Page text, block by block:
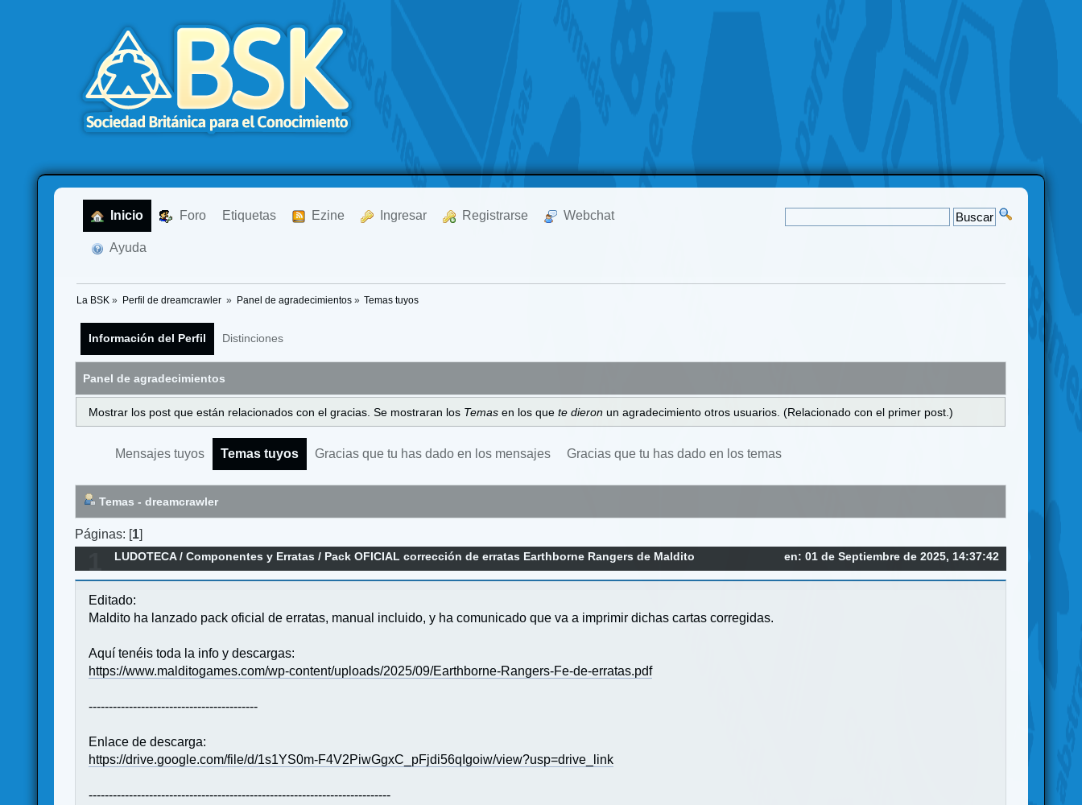
Inicio Foro Etiquetas Ezine Ingresar Registrarse Webchat
Ayuda
La BSK » Perfil de dreamcrawler » Panel de agradecimientos» Temas tuyos
Información del Perfil Distinciones
Panel de agradecimientos
Mostrar los post que están relacionados con el gracias. Se mostraran los Temas en los que te dieron un agradecimiento otros usuarios. (Relacionado con el primer post.)
Mensajes tuyos Temas tuyos Gracias que tu has dado en los mensajes Gracias que tu has dado en los temas
Temas - dreamcrawler
Páginas: [1]
en: 01 de Septiembre de 2025, 14:37:42
LUDOTECA/Componentes y Erratas / Pack OFICIAL corrección de erratas Earthborne Rangers de Maldito
Editado:
Maldito ha lanzado pack oficial de erratas, manual incluido, y ha comunicado que va a imprimir dichas cartas corregidas.
Aquí tenéis toda la info y descargas:
https://www.malditogames.com/wp-content/uploads/2025/09/Earthborne-Rangers-Fe-de-erratas.pdf
------------------------------------------
Enlace de descarga:
https://drive.google.com/file/d/1s1YS0m-F4V2PiwGgxC_pFjdi56qIgoiw/view?usp=drive_link
---------------------------------------------------------------------------